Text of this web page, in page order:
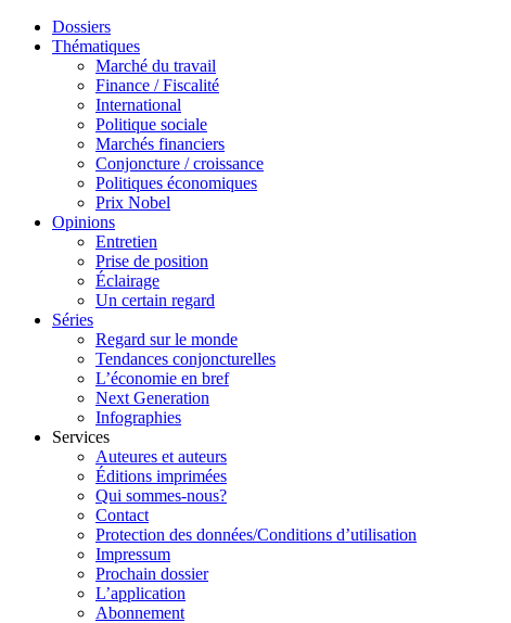
Dossiers
Thématiques
Marché du travail
Finance / Fiscalité
International
Politique sociale
Marchés financiers
Conjoncture / croissance
Politiques économiques
Prix Nobel
Opinions
Entretien
Prise de position
Éclairage
Un certain regard
Séries
Regard sur le monde
Tendances conjoncturelles
L’économie en bref
Next Generation
Infographies
Services
Auteures et auteurs
Éditions imprimées
Qui sommes-nous?
Contact
Protection des données/Conditions d’utilisation
Impressum
Prochain dossier
L’application
Abonnement